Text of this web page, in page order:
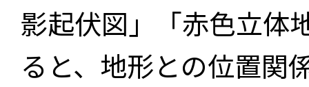
影起伏図」「赤色立体
ると、地形との位置関